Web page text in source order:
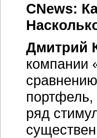
CNews:
Дмитрий
компании
портфель,
ряд